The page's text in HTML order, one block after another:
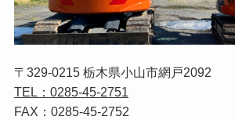
〒329-0215 栃木県小山市網戸2092
TEL：0285-45-2751
FAX：0285-45-2752